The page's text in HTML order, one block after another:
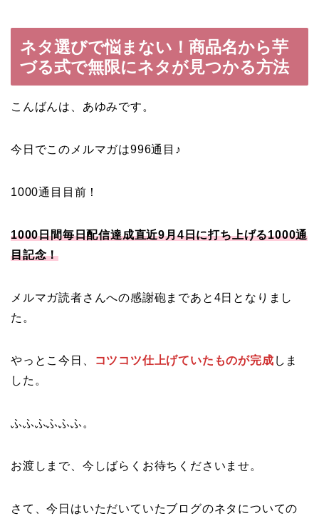
ネタ選びで悩まない！商品名から芋
づる式で無限にネタが見つかる方法
こんばんは、あゆみです。
今日でこのメルマガは996通目♪
1000通目目前！
1000日間毎日配信達成直近9月4日に打ち上げる1000通
目記念！
メルマガ読者さんへの感謝砲まであと4日となりまし
た。
やっとこ今日、 コツコツ仕上げていたものが完成 しま
した。
ふふふふふふ。
お渡しまで、今しばらくお待ちくださいませ。
さて、今日はいただいていたブログのネタについての